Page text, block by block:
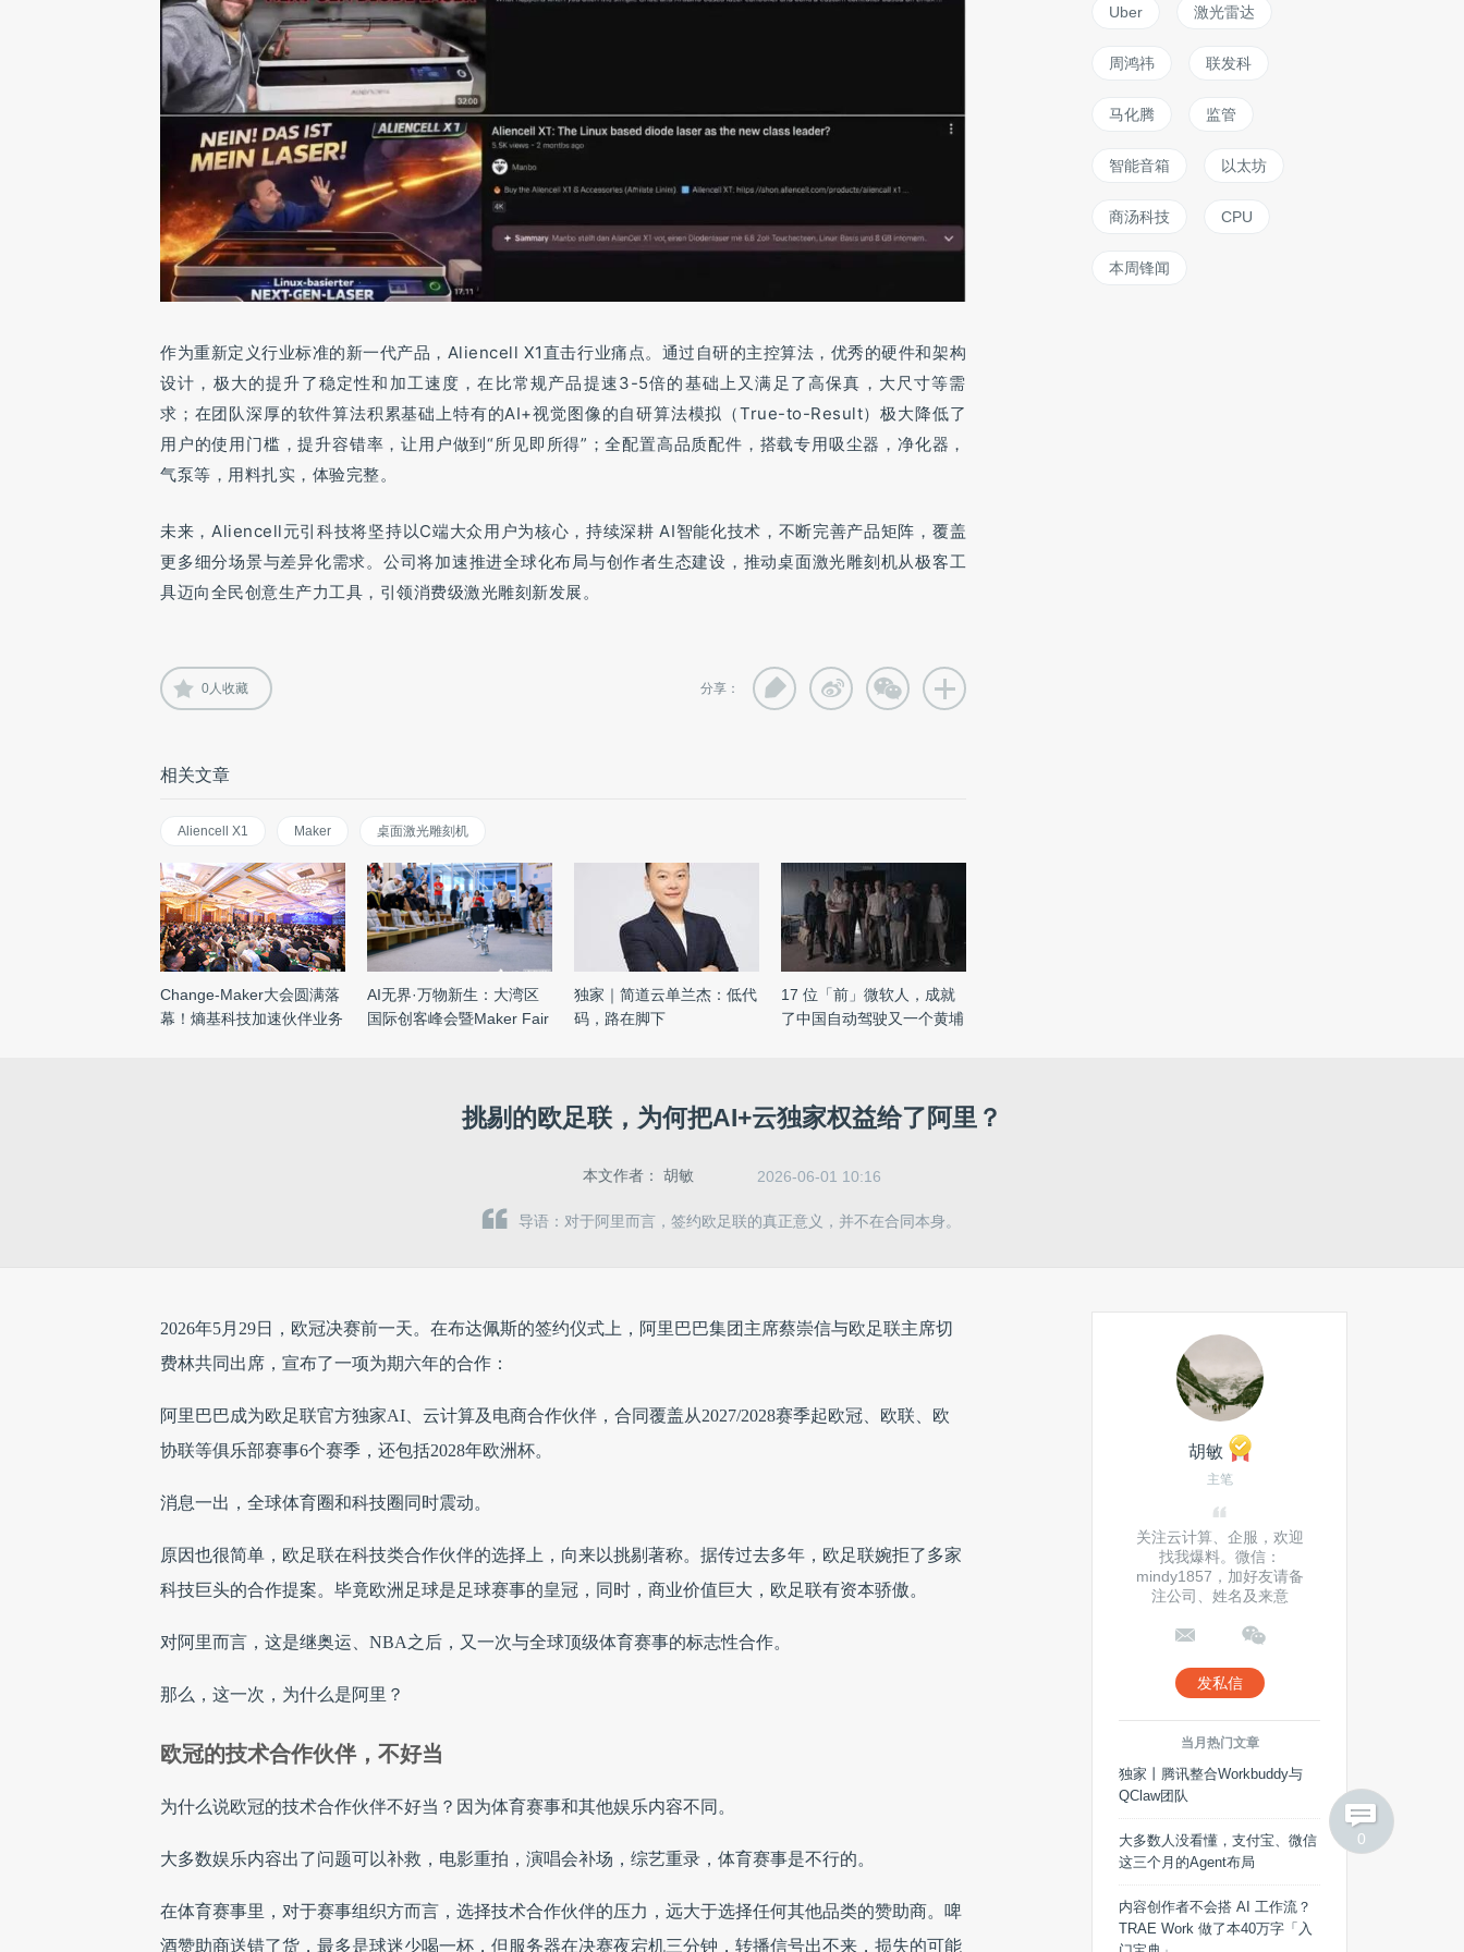
0
作为重新定义行业标准的新一代产品，Aliencell X1直击行业痛点。通过自研的主控算法，优秀的硬件和架构
设计，极大的提升了稳定性和加工速度，在比常规产品提速3-5倍的基础上又满足了高保真，大尺寸等需
求； 在团队深厚的软件算法积累基础上特有的AI+视觉图像的自研算法模拟（True-to-Result）极大降低了
用户的使用门槛，提升容错率，让用户做到“所见即所得”；全配置高品质配件，搭载专用吸尘器，净化器，
气泵等，用料扎实，体验完整。
未来，Aliencell元引科技将坚持以C端大众用户为核心，持续深耕 AI智能化技术，不断完善产品矩阵，覆盖
更多细分场景与差异化需求。公司将加速推进全球化布局与创作者生态建设，推动桌面激光雕刻机从极客工
具迈向全民创意生产力工具，引领消费级激光雕刻新发展。
0人收藏 分享：
相关文章
Aliencell X1 Maker 桌面激光雕刻机
Change-Maker大会圆满落
幕！熵基科技加速伙伴业务
AI无界·万物新生：大湾区
国际创客峰会暨Maker Fair
独家｜简道云单兰杰：低代
码，路在脚下
17 位「前」微软人，成就
了中国自动驾驶又一个黄埔
Uber 激光雷达
周鸿祎 联发科
马化腾 监管
智能音箱 以太坊
商汤科技 CPU
本周锋闻
挑剔的欧足联，为何把AI+云独家权益给了阿里？
本文作者： 胡敏 2026-06-01 10:16
导语：对于阿里而言，签约欧足联的真正意义，并不在合同本身。
2026年5月29日，欧冠决赛前一天。在布达佩斯的签约仪式上，阿里巴巴集团主席蔡崇信与欧足联主席切
费林共同出席，宣布了一项为期六年的合作：
阿里巴巴成为欧足联官方独家AI、云计算及电商合作伙伴，合同覆盖从2027/2028赛季起欧冠、欧联、欧
协联等俱乐部赛事6个赛季，还包括2028年欧洲杯。
消息一出，全球体育圈和科技圈同时震动。
原因也很简单，欧足联在科技类合作伙伴的选择上，向来以挑剔著称。据传过去多年，欧足联婉拒了多家
科技巨头的合作提案。毕竟欧洲足球是足球赛事的皇冠，同时，商业价值巨大，欧足联有资本骄傲。
对阿里而言，这是继奥运、NBA之后，又一次与全球顶级体育赛事的标志性合作。
那么，这一次，为什么是阿里？
欧冠的技术合作伙伴，不好当
为什么说欧冠的技术合作伙伴不好当？因为体育赛事和其他娱乐内容不同。
大多数娱乐内容出了问题可以补救，电影重拍，演唱会补场，综艺重录，体育赛事是不行的。
在体育赛事里，对于赛事组织方而言，选择技术合作伙伴的压力，远大于选择任何其他品类的赞助商。啤
酒赞助商送错了货，最多是球迷少喝一杯，但服务器在决赛夜宕机三分钟，转播信号出不来，损失的可能
胡敏
主笔
关注云计算、企服，欢迎
找我爆料。微信：
mindy1857，加好友请备
注公司、姓名及来意
发私信
当月热门文章
独家丨腾讯整合Workbuddy与
QClaw团队
大多数人没看懂，支付宝、微信
这三个月的Agent布局
内容创作者不会搭 AI 工作流？
TRAE Work 做了本40万字「入